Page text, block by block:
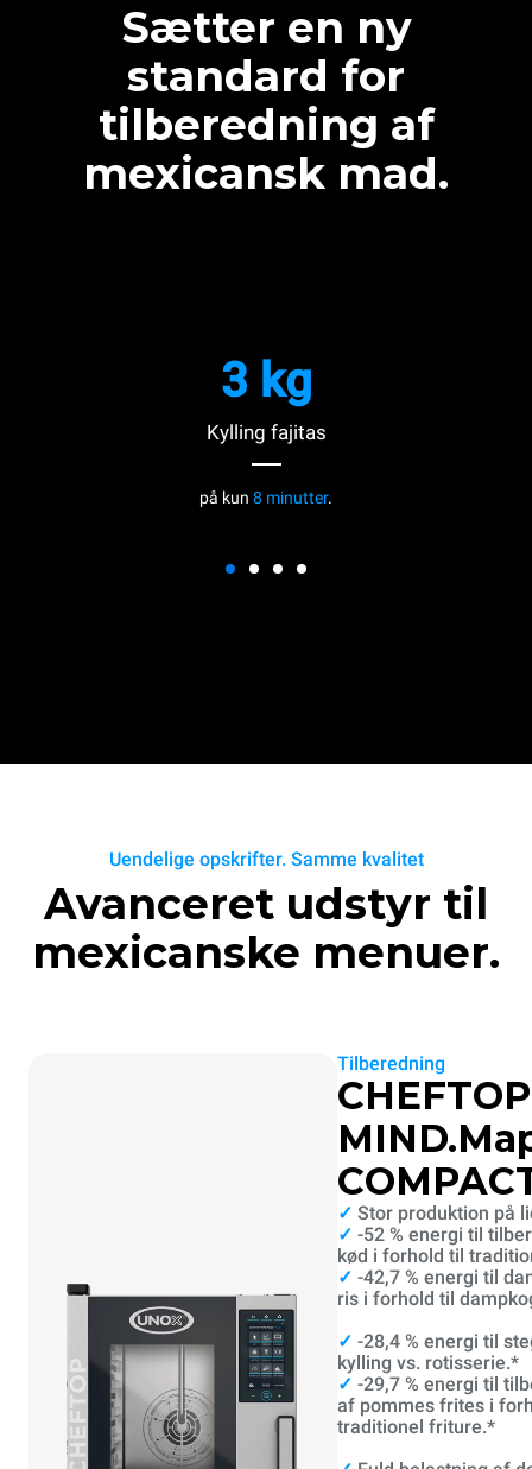
Sætter en ny
standard for
tilberedning af
mexicansk mad.
3 kg
Kylling fajitas
på kun 8 minutter.
Uendelige opskrifter. Samme kvalitet
Avanceret udstyr til
mexicanske menuer.
Tilberedning
CHEFTOP
✓ Stor produktion på
✓ -52 % energi til
kød i forhold til
✓ -42,7 % energi til
ris i forhold til
✓ -28,4 % energi til
kylling vs. rotisserie.*
✓ -29,7 % energi til
af pommes frites i
traditionel friture.*